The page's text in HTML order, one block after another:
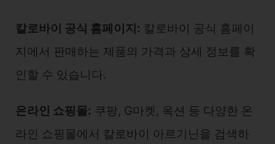
칼로바이 공식 홈페이지: 칼로바이 공식 홈페이
지에서 판매하는 제품의 가격과 상세 정보를 확
인할 수 있습니다.
온라인 쇼핑몰: 쿠팡, G마켓, 옥션 등 다양한 온
라인 쇼핑몰에서 칼로바이 아르기닌을 검색하